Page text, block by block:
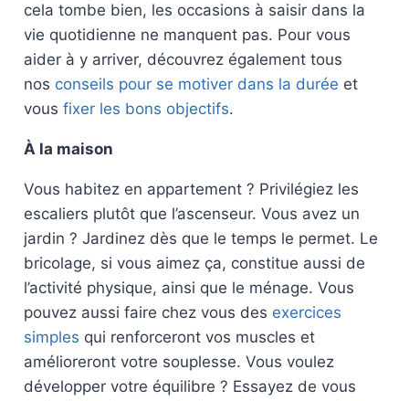
cela tombe bien, les occasions à saisir dans la
vie quotidienne ne manquent pas. Pour vous
aider à y arriver, découvrez également tous
nos conseils pour se motiver dans la durée et
vous fixer les bons objectifs.
À la maison
Vous habitez en appartement ? Privilégiez les
escaliers plutôt que l’ascenseur. Vous avez un
jardin ? Jardinez dès que le temps le permet. Le
bricolage, si vous aimez ça, constitue aussi de
l’activité physique, ainsi que le ménage. Vous
pouvez aussi faire chez vous des exercices
simples qui renforceront vos muscles et
amélioreront votre souplesse. Vous voulez
développer votre équilibre ? Essayez de vous